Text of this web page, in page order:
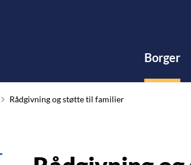
Borger
Rådgivning og støtte til familier